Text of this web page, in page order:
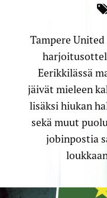
Tampere United
Eerikkilässä
jäivät mieleen
lisäksi hiukan
sekä muut
jobinpostia